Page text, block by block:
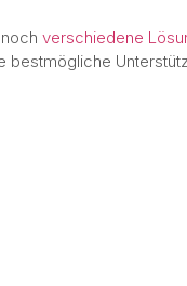
verschiedene